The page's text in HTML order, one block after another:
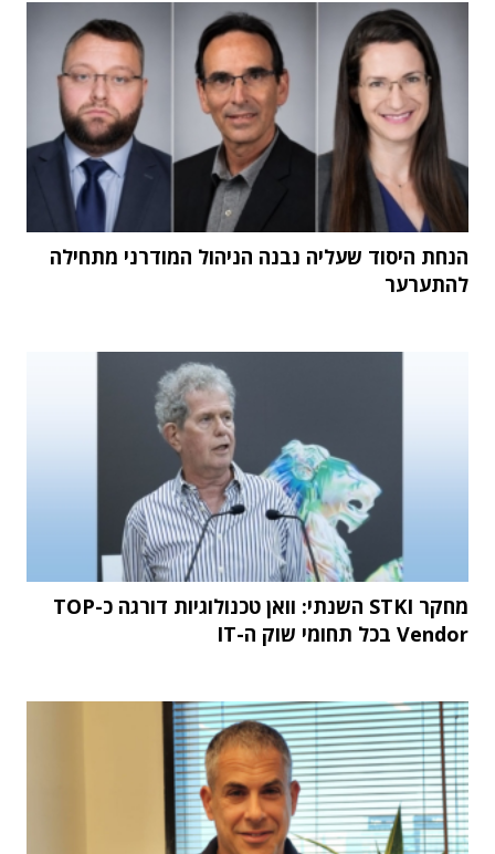
הנחת היסוד שעליה נבנה הניהול המודרני מתחילה
להתערער
מחקר STKI השנתי: וואן טכנולוגיות דורגה כ-TOP
Vendor בכל תחומי שוק ה-IT